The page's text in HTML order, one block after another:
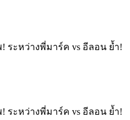
! ระหว่างพี่มาร์ค vs อีลอน ย้ำ!
! ระหว่างพี่มาร์ค vs อีลอน ย้ำ!